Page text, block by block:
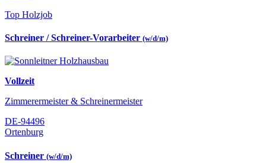
Top Holzjob
Schreiner / Schreiner-Vorarbeiter (w/d/m)
Vollzeit
Zimmerermeister & Schreinermeister
DE-94496
Ortenburg
Schreiner (w/d/m)